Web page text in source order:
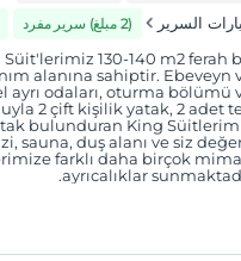
السرير (2 مبلغ) سرير مفرد
Süit'lerimiz 130-140 m2 ferah
alanına sahiptir. Ebeveyn
ayrı odaları, oturma bölümü
2 çift kişilik yatak, 2 adet
bulunduran King
sauna, duş alanı ve siz
farklı daha birçok
ayrıcalıklar